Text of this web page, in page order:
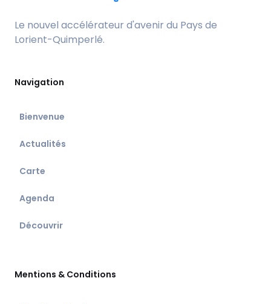
Le nouvel accélérateur d'avenir du Pays de
Lorient-Quimperlé.
Navigation
Bienvenue
Actualités
Carte
Agenda
Découvrir
Mentions & Conditions